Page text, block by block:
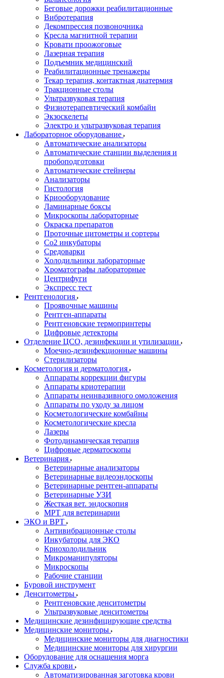
Беговые дорожки реабилитационные
Вибротерапия
Декомпрессия позвоночника
Кресла магнитной терапии
Кровати проожоговые
Лазерная терапия
Подъемник медицинский
Реабилитационные тренажеры
Текар терапия, контактная диатермия
Тракционные столы
Ультразвуковая терапия
Физиотерапевтический комбайн
Экзоскелеты
Электро и ультразвуковая терапия
Лабораторное оборудование
Автоматические анализаторы
Автоматические станции выделения и
пробоподготовки
Автоматические стейнеры
Анализаторы
Гистология
Криооборудование
Ламинарные боксы
Микроскопы лабораторные
Окраска препаратов
Проточные цитометры и сортеры
Со2 инкубаторы
Средоварки
Холодильники лабораторные
Хроматографы лабораторные
Центрифуги
Экспресс тест
Рентгенология
Проявочные машины
Рентген-аппараты
Рентгеновские термопринтеры
Цифровые детекторы
Отделение ЦСО, дезинфекции и утилизации
Моечно-дезинфекционные машины
Стерилизаторы
Косметология и дерматология
Аппараты коррекции фигуры
Аппараты криотерапии
Аппараты неинвазивного омоложения
Аппараты по уходу за лицом
Косметологические комбайны
Косметологические кресла
Лазеры
Фотодинамическая терапия
Цифровые дерматоскопы
Ветеринария
Ветеринарные анализаторы
Ветеринарные видеоэндоскопы
Ветеринарные рентген-аппараты
Ветеринарные УЗИ
Жесткая вет. эндоскопия
МРТ для ветеринарии
ЭКО и ВРТ
Антивибрационные столы
Инкубаторы для ЭКО
Криохолодильник
Микроманипуляторы
Микроскопы
Рабочие станции
Буровой инструмент
Денситометры
Рентгеновские денситометры
Ультразвуковые денситометры
Медицинские дезинфицирующие средства
Медицинские мониторы
Медицинские мониторы для диагностики
Медицинские мониторы для хирургии
Оборудование для оснащения морга
Служба крови
Автоматизированная заготовка крови